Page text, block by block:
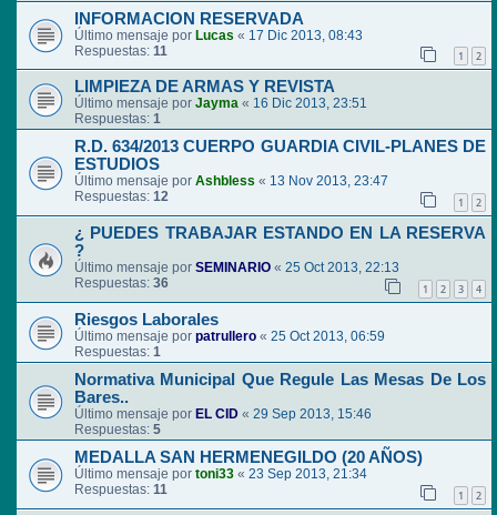
INFORMACION RESERVADA
Último mensaje por Lucas « 17 Dic 2013, 08:43
Respuestas: 11 1 2
LIMPIEZA DE ARMAS Y REVISTA
Último mensaje por Jayma « 16 Dic 2013, 23:51
Respuestas: 1
R.D. 634/2013 CUERPO GUARDIA CIVIL-PLANES DE
ESTUDIOS
Último mensaje por Ashbless « 13 Nov 2013, 23:47
Respuestas: 12 1 2
¿ PUEDES TRABAJAR ESTANDO EN LA RESERVA
?
Último mensaje por SEMINARIO « 25 Oct 2013, 22:13
Respuestas: 36 1 2 3 4
Riesgos Laborales
Último mensaje por patrullero « 25 Oct 2013, 06:59
Respuestas: 1
Normativa Municipal Que Regule Las Mesas De Los
Bares..
Último mensaje por EL CID « 29 Sep 2013, 15:46
Respuestas: 5
MEDALLA SAN HERMENEGILDO (20 AÑOS)
Último mensaje por toni33 « 23 Sep 2013, 21:34
Respuestas: 11 1 2